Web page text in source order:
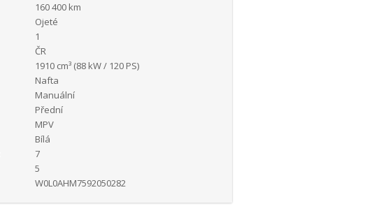
160 400 km
Ojeté
1
ČR
1910 cm³ (88 kW / 120 PS)
Nafta
Manuální
Přední
MPV
Bílá
7
5
W0L0AHM7592050282